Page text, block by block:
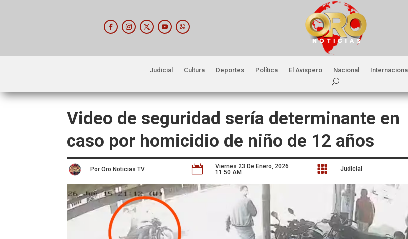
Judicial Cultura Deportes Política El Avispero Nacional Internacional
Video de seguridad sería determinante en
caso por homicidio de niño de 12 años
Por Oro Noticias TV 
Viernes 23 De Enero, 2026
11:50 AM
 Judicial